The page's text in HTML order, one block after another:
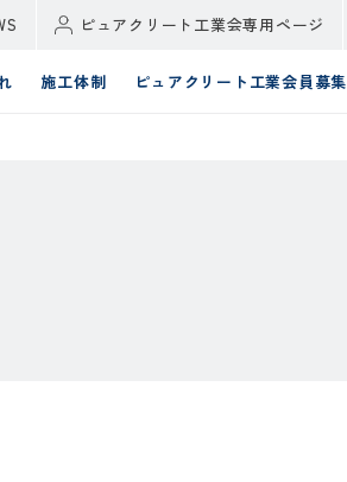
ピュアクリート工業会専用ページ
施工体制 ピュアクリート工業会員募集